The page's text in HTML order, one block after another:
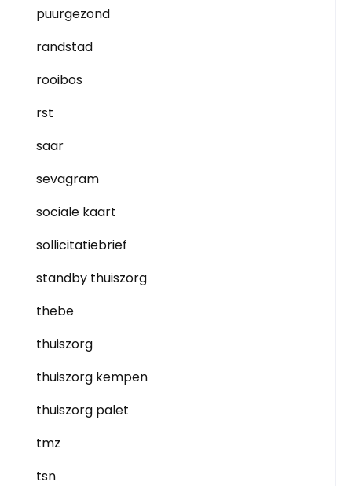
puurgezond
randstad
rooibos
rst
saar
sevagram
sociale kaart
sollicitatiebrief
standby thuiszorg
thebe
thuiszorg
thuiszorg kempen
thuiszorg palet
tmz
tsn